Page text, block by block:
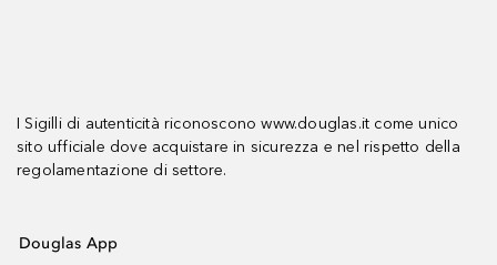
I Sigilli di autenticità riconoscono www.douglas.it come unico
sito ufficiale dove acquistare in sicurezza e nel rispetto della
regolamentazione di settore.
Douglas App